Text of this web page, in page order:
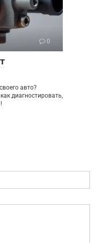
0
авто?
диагностировать,